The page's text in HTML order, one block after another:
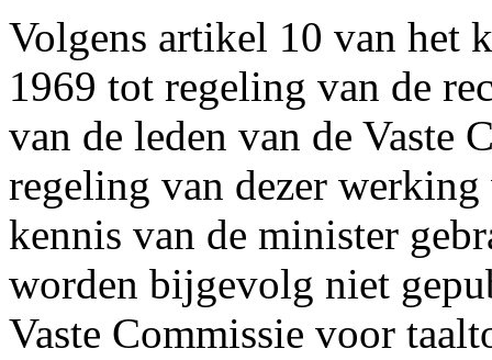
Volgens artikel 10 van het
1969 tot regeling van de
van de leden van de Vaste
regeling van dezer
kennis van de minister
worden bijgevolg niet
Vaste Commissie voor